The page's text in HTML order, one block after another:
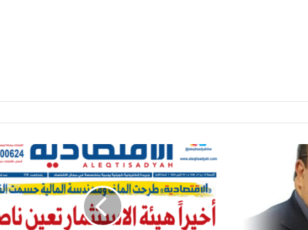
كما
ذكرت
"الاقتصادية"ناصر
الروضان
عضواً